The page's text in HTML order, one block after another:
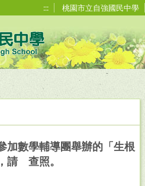
::: 桃園市立自強國民中學
加數學輔導團舉辦的「生根
請 查照。